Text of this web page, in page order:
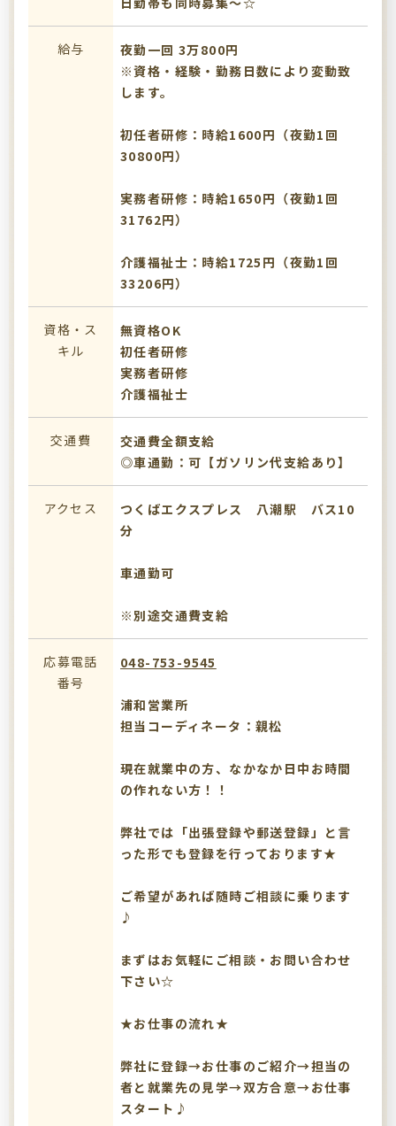
給与
夜勤一回 3万800円
※資格・経験・勤務日数により変動致
します。
初任者研修：時給1600円（夜勤1回
30800円）
実務者研修：時給1650円（夜勤1回
31762円）
介護福祉士：時給1725円（夜勤1回
33206円）
資格・ス
キル
無資格OK
初任者研修
実務者研修
介護福祉士
交通費
交通費全額支給
◎車通勤：可【ガソリン代支給あり】
アクセス
つくばエクスプレス 八潮駅 バス10
分
車通勤可
※別途交通費支給
応募電話
番号
048-753-9545
浦和営業所
担当コーディネータ：親松
現在就業中の方、なかなか日中お時間
の作れない方！！
弊社では「出張登録や郵送登録」と言
った形でも登録を行っております★
ご希望があれば随時ご相談に乗ります
♪
まずはお気軽にご相談・お問い合わせ
下さい☆
★お仕事の流れ★
弊社に登録→お仕事のご紹介→担当の
者と就業先の見学→双方合意→お仕事
スタート♪